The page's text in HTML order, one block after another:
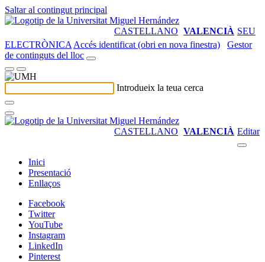
Saltar al contingut principal
CASTELLANO VALENCIÀ SEU
ELECTRÒNICA Accés identificat (obri en nova finestra)
Gestor
de continguts del lloc
Introdueix la teua cerca
CASTELLANO VALENCIÀ Editar
Inici
Presentació
Enllaços
Facebook
Twitter
YouTube
Instagram
LinkedIn
Pinterest